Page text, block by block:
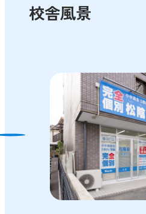
校舎風景